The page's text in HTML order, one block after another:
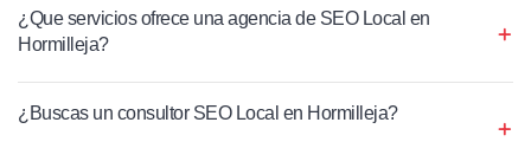
¿Que servicios ofrece una agencia de SEO Local en
Hormilleja?
¿Buscas un consultor SEO Local en Hormilleja?